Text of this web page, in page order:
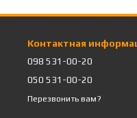
Контактная
098 531-00-20
050 531-00-20
Перезвонить вам?